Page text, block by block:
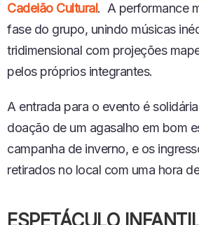
Cadeião Cultural. A performance
fase do grupo, unindo músicas
tridimensional com projeções
pelos próprios integrantes.
A entrada para o evento é
doação de um agasalho em bom
campanha de inverno, e os
retirados no local com uma hora
ESPETÁCULO